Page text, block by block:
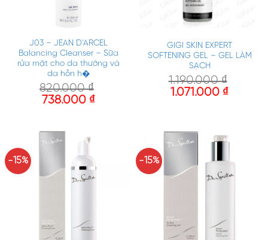
J03 – JEAN D’ARCEL
Balancing Cleanser – Sữa
rửa mặt cho da thường và
da hỗn h�
820.000₫
738.000 ₫
GIGI SKIN EXPERT
SOFTENING GEL – GEL LÀM
SẠCH
1.190.000₫
1.071.000 ₫
-15% -15%